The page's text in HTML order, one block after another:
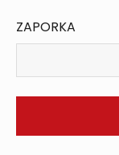
ZAPORKA